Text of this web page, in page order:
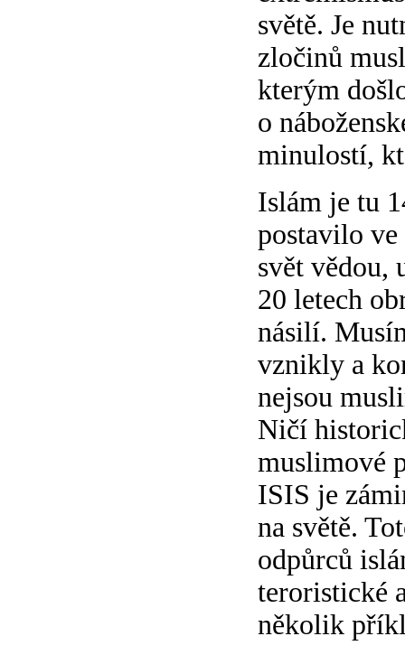
světě. Je
zločinů
kterým
o
minulostí,
Islám je tu
postavilo
svět vědou,
20 letech
násilí.
vznikly a
nejsou
Ničí
muslimové
ISIS je
na světě.
odpůrců
teroristické
několik